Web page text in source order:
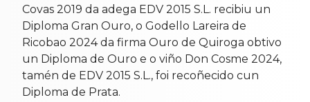
Covas 2019 da adega EDV 2015 S.L. recibiu un
Diploma Gran Ouro, o Godello Lareira de
Ricobao 2024 da firma Ouro de Quiroga obtivo
un Diploma de Ouro e o viño Don Cosme 2024,
tamén de EDV 2015 S.L., foi recoñecido cun
Diploma de Prata.